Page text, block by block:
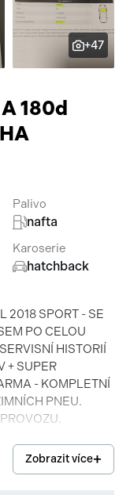
Pracovní stroje
Náhradní díly
Příslušenství
Auto a život
Videa
+47
180d
Palivo
nafta
Karoserie
hatchback
2018 SPORT - SE
PO CELOU
HISTORIÍ
+ SUPER
- KOMPLETNÍ
PNEU.
Zobrazit více